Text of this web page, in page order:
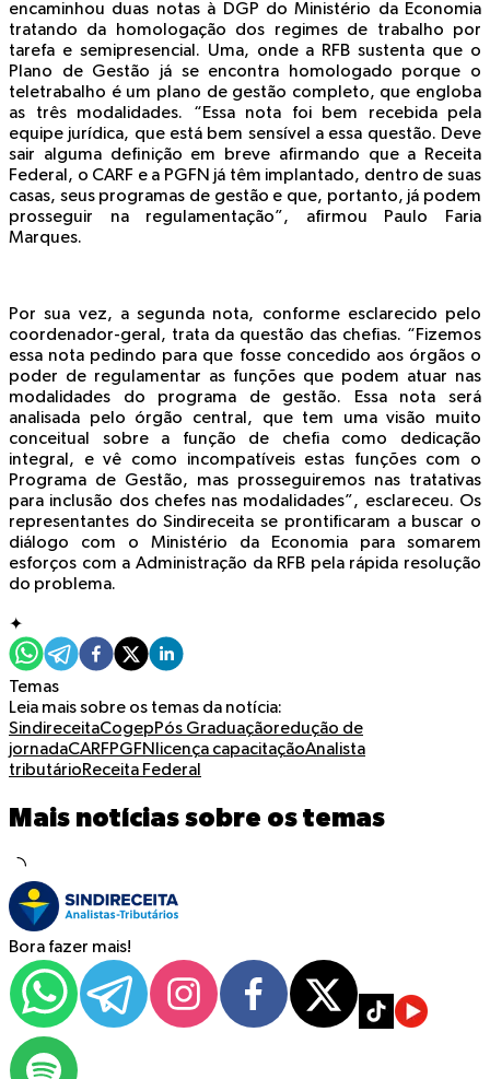
encaminhou duas notas à DGP do Ministério da Economia
tratando da homologação dos regimes de trabalho por
tarefa e semipresencial. Uma, onde a RFB sustenta que o
Plano de Gestão já se encontra homologado porque o
teletrabalho é um plano de gestão completo, que engloba
as três modalidades. “Essa nota foi bem recebida pela
equipe jurídica, que está bem sensível a essa questão. Deve
sair alguma definição em breve afirmando que a Receita
Federal, o CARF e a PGFN já têm implantado, dentro de suas
casas, seus programas de gestão e que, portanto, já podem
prosseguir na regulamentação”, afirmou Paulo Faria
Marques.
Por sua vez, a segunda nota, conforme esclarecido pelo
coordenador-geral, trata da questão das chefias. “Fizemos
essa nota pedindo para que fosse concedido aos órgãos o
poder de regulamentar as funções que podem atuar nas
modalidades do programa de gestão. Essa nota será
analisada pelo órgão central, que tem uma visão muito
conceitual sobre a função de chefia como dedicação
integral, e vê como incompatíveis estas funções com o
Programa de Gestão, mas prosseguiremos nas tratativas
para inclusão dos chefes nas modalidades”, esclareceu. Os
representantes do Sindireceita se prontificaram a buscar o
diálogo com o Ministério da Economia para somarem
esforços com a Administração da RFB pela rápida resolução
do problema.
✦
Temas
Leia mais sobre os temas da notícia:
SindireceitaCogepPós Graduaçãoredução de
jornadaCARFPGFNlicença capacitaçãoAnalista
tributárioReceita Federal
Mais notícias sobre os temas
Bora fazer mais!